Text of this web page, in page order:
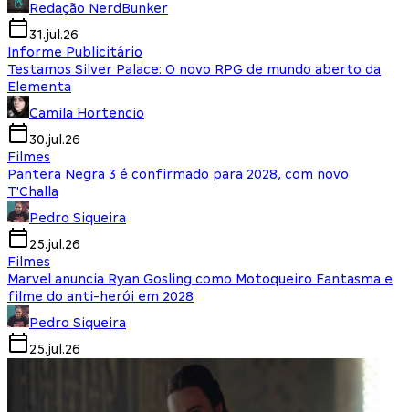
Redação NerdBunker
31.jul.26
Informe Publicitário
Testamos Silver Palace: O novo RPG de mundo aberto da
Elementa
Camila Hortencio
30.jul.26
Filmes
Pantera Negra 3 é confirmado para 2028, com novo
T'Challa
Pedro Siqueira
25.jul.26
Filmes
Marvel anuncia Ryan Gosling como Motoqueiro Fantasma e
filme do anti-herói em 2028
Pedro Siqueira
25.jul.26